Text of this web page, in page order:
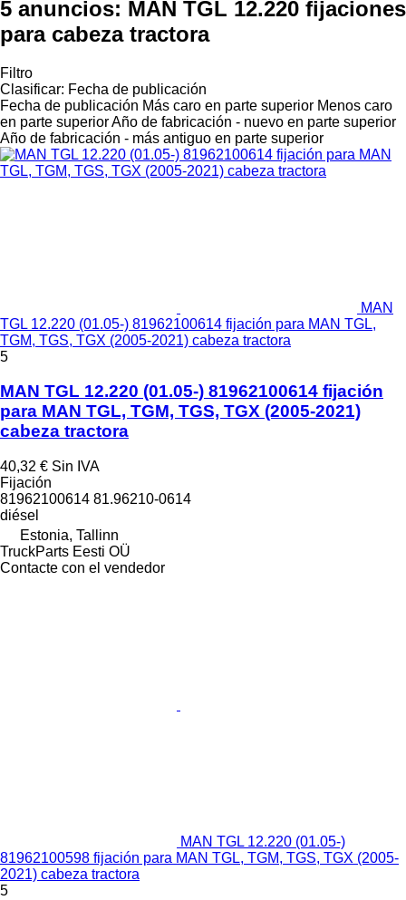
5 anuncios: MAN TGL 12.220 fijaciones
para cabeza tractora
Filtro
Clasificar: Fecha de publicación
Fecha de publicación Más caro en parte superior Menos caro
en parte superiorAño de fabricación - nuevo en parte superior
Año de fabricación - más antiguo en parte superior
MAN
TGL 12.220 (01.05-) 81962100614 fijación para MAN TGL,
TGM, TGS, TGX (2005-2021) cabeza tractora
5
MAN TGL 12.220 (01.05-) 81962100614 fijación
para MAN TGL, TGM, TGS, TGX (2005-2021)
cabeza tractora
40,32 € Sin IVA
Fijación
81962100614 81.96210-0614
diésel
Estonia, Tallinn
TruckParts Eesti OÜ
Contacte con el vendedor
MAN TGL 12.220 (01.05-)
81962100598 fijación para MAN TGL, TGM, TGS, TGX (2005-
2021) cabeza tractora
5